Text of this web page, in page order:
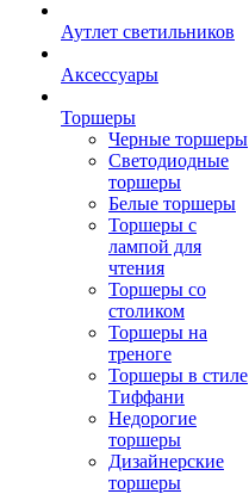
Аутлет светильников
Аксессуары
Торшеры
Черные торшеры
Светодиодные
торшеры
Белые торшеры
Торшеры с
лампой для
чтения
Торшеры со
столиком
Торшеры на
треноге
Торшеры в стиле
Тиффани
Недорогие
торшеры
Дизайнерские
торшеры